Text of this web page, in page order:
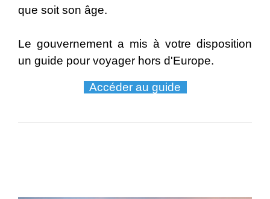
que soit son âge.
Le gouvernement a mis à votre disposition
un guide pour voyager hors d'Europe.
Accéder au guide